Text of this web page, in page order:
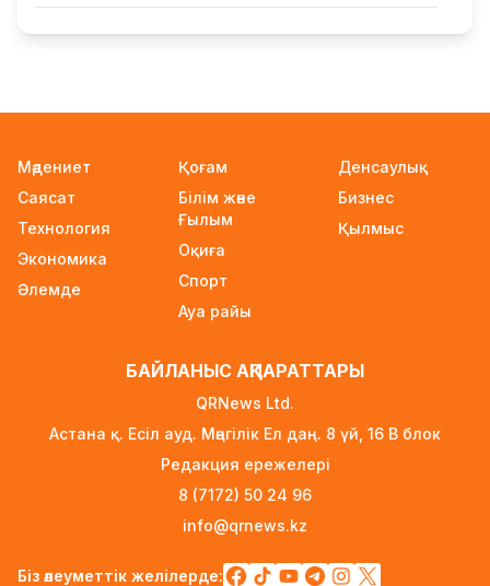
Қазақстандықтардың көбі өзін кедей
енеді: Бейнебақылау камераларына
қойылатын талаптар қатаңдатылды
23 сағат бұрын
Wildberries қоймаларын Қазақстанға көшіру
туралы ақпаратқа жауап берді
2027 жылы Астанада УЕФА президенті
Білім гранттарының иегерлері 7 тамызда
баспананың қолжетімділігін арттыруды
Мәдениет
Саясат
Технология
Экономика
Әлемде
Қоғам
Білім және
Ғылым
Оқиға
Спорт
Ауа райы
Денсаулық
Бизнес
Қылмыс
БАЙЛАНЫС АҚПАРАТТАРЫ
QRNews Ltd.
Астана қ. Есіл ауд. Мәңгілік Ел даң. 8 үй, 16 B блок
Редакция ережелері
8 (7172) 50 24 96
info@qrnews.kz
Біз әлеуметтік желілерде: